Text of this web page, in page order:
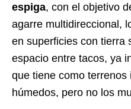
espiga, con el objetivo
agarre multidireccional,
en superficies con tierra
espacio entre tacos, ya
que tiene como terrenos
húmedos, pero no los